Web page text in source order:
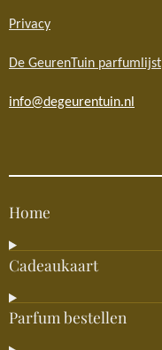
Privacy
De GeurenTuin parfumlijst
info@degeurentuin.nl
Home
Cadeaukaart
Parfum bestellen